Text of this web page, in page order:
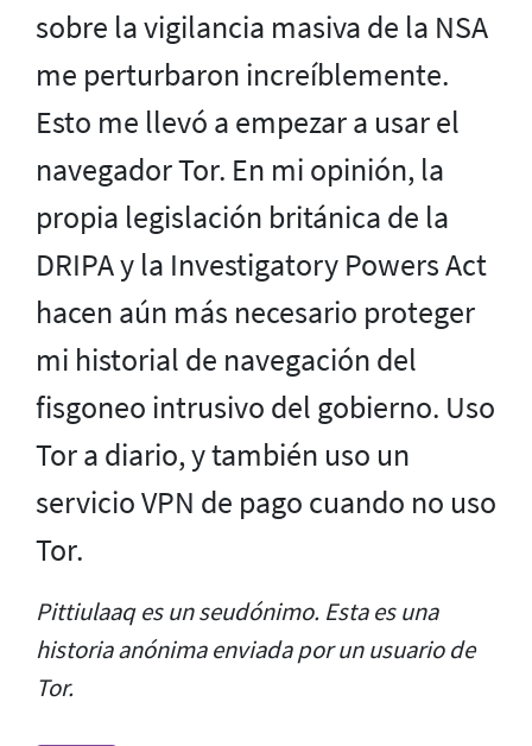
sobre la vigilancia masiva de la NSA
me perturbaron increíblemente.
Esto me llevó a empezar a usar el
navegador Tor. En mi opinión, la
propia legislación británica de la
DRIPA y la Investigatory Powers Act
hacen aún más necesario proteger
mi historial de navegación del
fisgoneo intrusivo del gobierno. Uso
Tor a diario, y también uso un
servicio VPN de pago cuando no uso
Tor.
Pittiulaaq es un seudónimo. Esta es una
historia anónima enviada por un usuario de
Tor.